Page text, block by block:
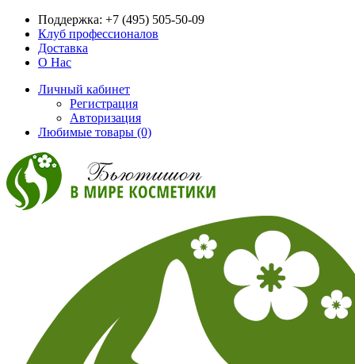
Поддержка: +7 (495) 505-50-09
Клуб профессионалов
Доставка
О Нас
Личный кабинет
Регистрация
Авторизация
Любимые товары (0)